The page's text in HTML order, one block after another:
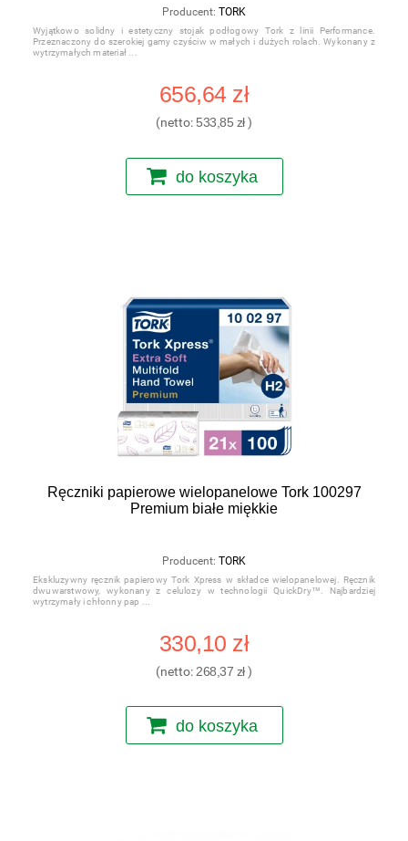
Producent: TORK
Wyjątkowo solidny i estetyczny stojak podłogowy Tork z linii Performance.
Przeznaczony do szerokiej gamy czyściw w małych i dużych rolach. Wykonany z
wytrzymałych materiał
656,64 zł
(netto: 533,85 zł)
do koszyka
Ręczniki papierowe wielopanelowe Tork 100297
Premium białe miękkie
Producent: TORK
Ekskluzywny ręcznik papierowy Tork Xpress w składce wielopanelowej. Ręcznik
dwuwarstwowy, wykonany z celulozy w technologii QuickDry™. Najbardziej
wytrzymały i chłonny pap
330,10 zł
(netto: 268,37 zł)
do koszyka